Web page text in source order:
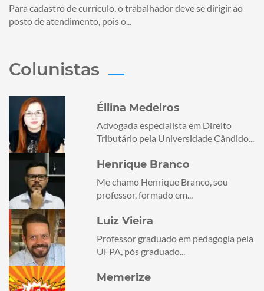
Para cadastro de currículo, o trabalhador deve se dirigir ao
posto de atendimento, pois o...
Colunistas
Éllina Medeiros
Advogada especialista em Direito
Tributário pela Universidade Cândido...
Henrique Branco
Me chamo Henrique Branco, sou
professor, formado em...
Luiz Vieira
Professor graduado em pedagogia pela
UFPA, pós graduado...
Memerize